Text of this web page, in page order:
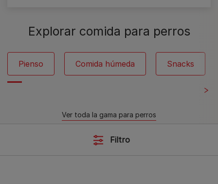
Explorar comida para perros
Pienso Comida húmeda Snacks
Ver toda la gama para perros
Filtro